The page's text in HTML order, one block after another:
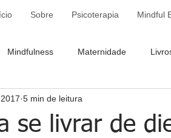
Sobre Psicoterapia Mindful
Mindfulness Maternidade
se livrar de
5 min de leitura